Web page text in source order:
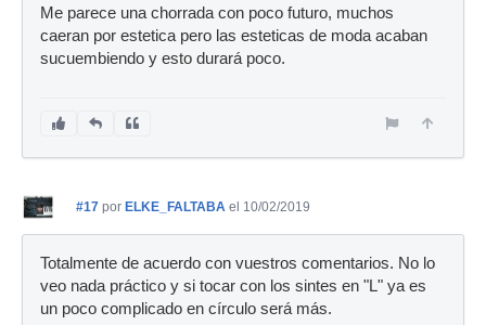
Me parece una chorrada con poco futuro, muchos
caeran por estetica pero las esteticas de moda acaban
sucuembiendo y esto durará poco.
#17 por ELKE_FALTABA el 10/02/2019
Totalmente de acuerdo con vuestros comentarios. No lo
veo nada práctico y si tocar con los sintes en "L" ya es
un poco complicado en círculo será más.